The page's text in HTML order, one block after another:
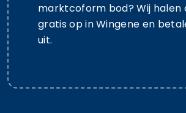
marktcoform bod? Wij halen
gratis op in Wingene en
uit.